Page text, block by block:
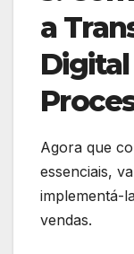
a
Agora que
essenciais,
implementá-
vendas.